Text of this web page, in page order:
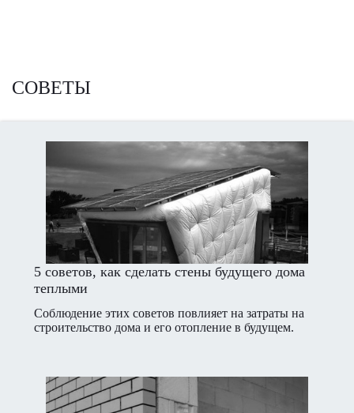
СОВЕТЫ
5 советов, как сделать стены будущего дома
теплыми
Соблюдение этих советов повлияет на затраты на
строительство дома и его отопление в будущем.